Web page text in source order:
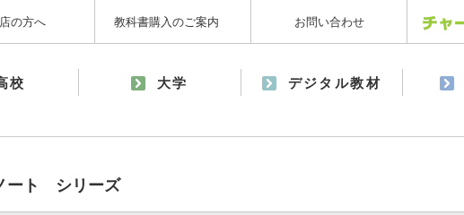
の方へ 教科書購入のご案内 お問い合わせ
校 大学 デジタル教材
ート シリーズ